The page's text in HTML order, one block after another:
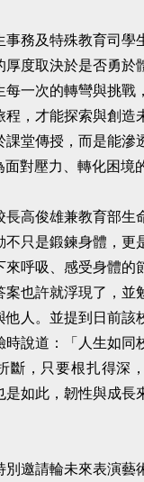
務及特殊教育司學
厚度取決於是否勇於
一次的轉彎與挑戰
程，才能探索與創造
課堂傳授，而是能滲
對壓力、轉化困境
高俊雄兼教育部生
不只是鍛鍊身體，更
來呼吸、感受身體的
也許就浮現了，並
他人。並提到日前該
說道：「人生如同
斷，只要根扎得深
是如此，韌性與成長
邀請輪未來表演藝